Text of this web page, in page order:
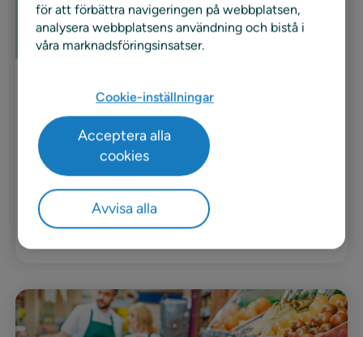
Kundvideo: ICA Sverige
ICA Sverige, med 1300 butiker och en
största dagligvaruhandlarna…
Läs mer
för att förbättra navigeringen på webbplatsen,
analysera webbplatsens användning och bistå i
våra marknadsföringsinsatser.
Cookie-inställningar
Avvisa alla
Acceptera alla
cookies